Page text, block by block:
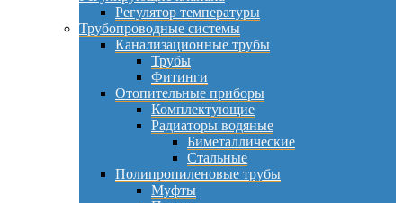
Регулятор температуры
Трубопроводные системы
Канализационные трубы
Трубы
Фитинги
Отопительные приборы
Комплектующие
Радиаторы водяные
Биметаллические
Стальные
Полипропиленовые трубы
Муфты